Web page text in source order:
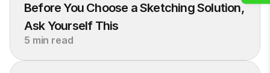
Before You Choose a Sketching Solution,
Ask Yourself This
5 min read